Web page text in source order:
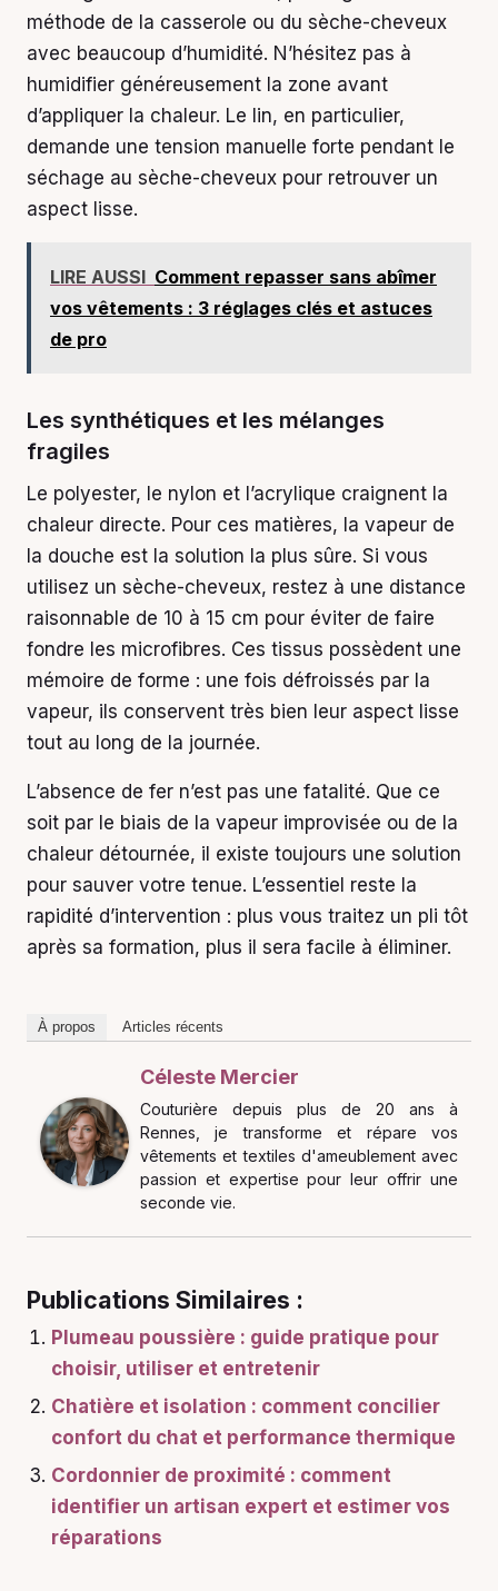
méthode de la casserole ou du sèche-cheveux
avec beaucoup d’humidité. N’hésitez pas à
humidifier généreusement la zone avant
d’appliquer la chaleur. Le lin, en particulier,
demande une tension manuelle forte pendant le
séchage au sèche-cheveux pour retrouver un
aspect lisse.
LIRE AUSSI Comment repasser sans abîmer
vos vêtements : 3 réglages clés et astuces
de pro
Les synthétiques et les mélanges
fragiles
Le polyester, le nylon et l’acrylique craignent la
chaleur directe. Pour ces matières, la vapeur de
la douche est la solution la plus sûre. Si vous
utilisez un sèche-cheveux, restez à une distance
raisonnable de 10 à 15 cm pour éviter de faire
fondre les microfibres. Ces tissus possèdent une
mémoire de forme : une fois défroissés par la
vapeur, ils conservent très bien leur aspect lisse
tout au long de la journée.
L’absence de fer n’est pas une fatalité. Que ce
soit par le biais de la vapeur improvisée ou de la
chaleur détournée, il existe toujours une solution
pour sauver votre tenue. L’essentiel reste la
rapidité d’intervention : plus vous traitez un pli tôt
après sa formation, plus il sera facile à éliminer.
À propos Articles récents
Céleste Mercier
Couturière depuis plus de 20 ans à
Rennes, je transforme et répare vos
vêtements et textiles d'ameublement avec
passion et expertise pour leur offrir une
seconde vie.
Publications Similaires :
Plumeau poussière : guide pratique pour
choisir, utiliser et entretenir
Chatière et isolation : comment concilier
confort du chat et performance thermique
Cordonnier de proximité : comment
identifier un artisan expert et estimer vos
réparations